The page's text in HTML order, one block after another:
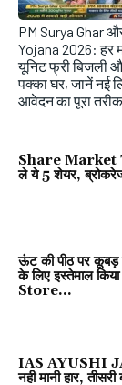
PM Surya Ghar
Yojana 2026: हर
यूनिट फ्री बिजली
पक्का घर, जानें नई
आवेदन का पूरा
Share Market
ले ये 5 शेयर,
ऊंट की पीठ पर कूबड़
के लिए इस्‍तेमाल
Store...
IAS AYUSHI
नही मानी हार,